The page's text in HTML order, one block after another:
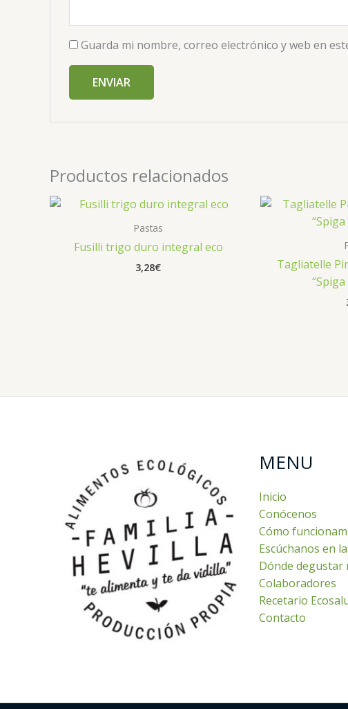
Guarda mi nombre, correo electrónico y web en
Productos relacionados
Pastas
Fusilli trigo duro integral eco
3,28€
Tagliatelle
MENU
Inicio
Conócenos
Cómo
Escúchanos en
Dónde degustar
Colaboradores
Recetario
Contacto